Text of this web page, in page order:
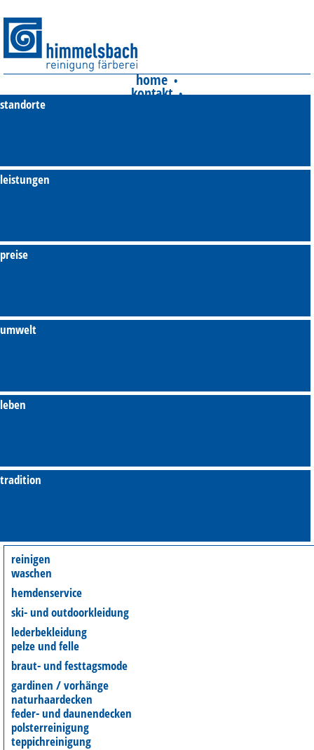
home •
kontakt •
standorte
leistungen
preise
umwelt
leben
tradition
reinigen
waschen
hemdenservice
ski- und outdoorkleidung
lederbekleidung
pelze und felle
braut- und festtagsmode
gardinen / vorhänge
naturhaardecken
feder- und daunendecken
polsterreinigung
teppichreinigung